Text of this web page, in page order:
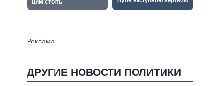
ДРУГИЕ НОВОСТИ ПОЛИТИКИ